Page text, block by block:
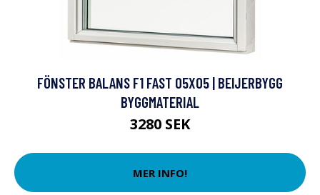
FÖNSTER BALANS F1 FAST 05X05 | BEIJERBYGG
BYGGMATERIAL
3280 SEK
MER INFO!